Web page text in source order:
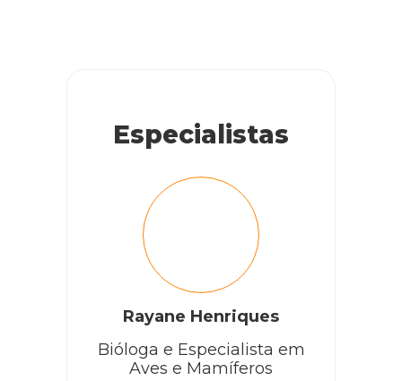
Especialistas
Rayane Henriques
Bióloga e Especialista em
Aves e Mamíferos